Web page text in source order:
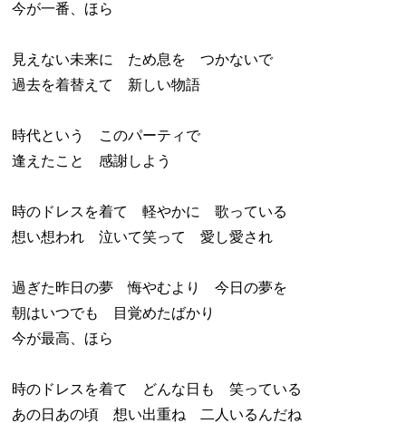
今が一番、ほら
見えない未来に ため息を つかないで
過去を着替えて 新しい物語
時代という このパーティで
逢えたこと 感謝しよう
時のドレスを着て 軽やかに 歌っている
想い想われ 泣いて笑って 愛し愛され
過ぎた昨日の夢 悔やむより 今日の夢を
朝はいつでも 目覚めたばかり
今が最高、ほら
時のドレスを着て どんな日も 笑っている
あの日あの頃 想い出重ね 二人いるんだね